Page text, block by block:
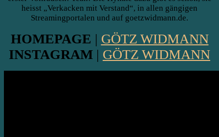
heisst „Verkacken mit Verstand“, in allen gängigen
Streamingportalen und auf goetzwidmann.de.
HOMEPAGE | GÖTZ WIDMANN
INSTAGRAM | GÖTZ WIDMANN